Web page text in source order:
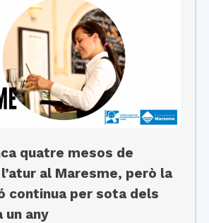
quatre mesos de
al Maresme, però la
continua per sota dels
un any